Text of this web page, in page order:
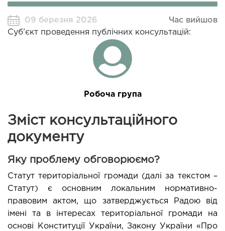
09 березня 2026
Час вийшов
Суб’єкт проведення публічних консультацій:
Робоча група
Зміст консультаційного
документу
Яку проблему обговорюємо?
Статут територіальної громади (далі за текстом –
Статут) є основним локальним нормативно-
правовим актом, що затверджується Радою від
імені та в інтересах територіальної громади на
основі Конституції України, Закону України «Про